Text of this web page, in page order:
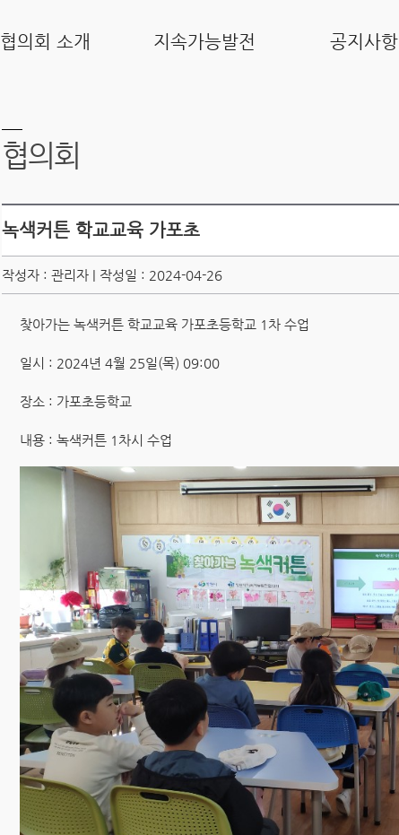
협의회 소개 지속가능발전 공지사항
협의회
녹색커튼 학교교육 가포초
작성자 : 관리자 | 작성일 : 2024-04-26
찾아가는 녹색커튼 학교교육 가포초등학교 1차 수업
일시 : 2024년 4월 25일(목) 09:00
장소 : 가포초등학교
내용 : 녹색커튼 1차시 수업